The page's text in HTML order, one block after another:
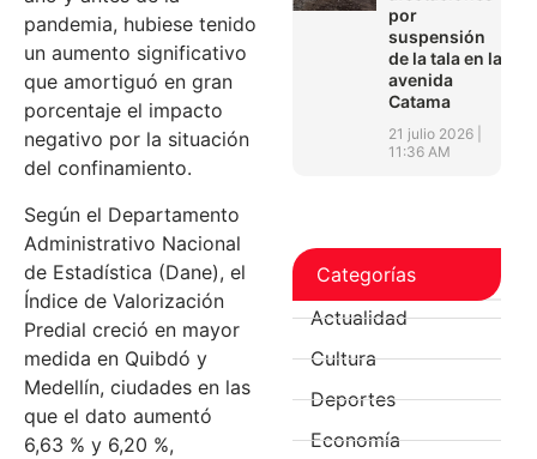
pandemia, hubiese tenido
un aumento significativo
que amortiguó en gran
porcentaje el impacto
negativo por la situación
del confinamiento.
Según el Departamento
Administrativo Nacional
de Estadística (Dane), el
Índice de Valorización
Predial creció en mayor
medida en Quibdó y
Medellín, ciudades en las
que el dato aumentó
6,63 % y 6,20 %,
por
suspensión
de la tala en la
avenida
Catama
21 julio 2026
11:36 AM
Categorías
Actualidad
Cultura
Deportes
Economía